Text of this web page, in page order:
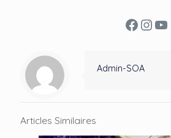
Admin-SOA
Articles Similaires